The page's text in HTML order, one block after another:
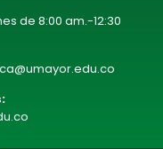
de 8:00 am.-12:30